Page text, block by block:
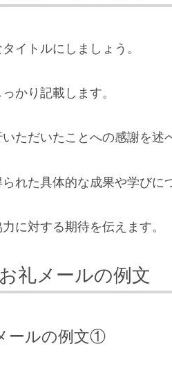
イトルにしましょう。
かり記載します。
ただいたことへの感謝を述
れた具体的な成果や学びに
に対する期待を伝えます。
礼メールの例文
ールの例文①